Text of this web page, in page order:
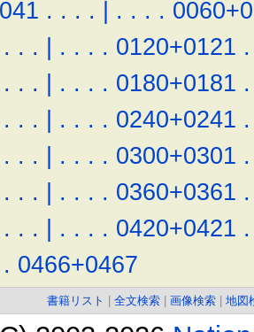
. . . . | . . . .
. . . | . . . . 0120+0121 .
. . . | . . . . 0180+0181 .
. . . | . . . . 0240+0241 .
. . . | . . . . 0300+0301 .
. . . | . . . . 0360+0361 .
. . . | . . . . 0420+0421 .
. 0466+0467
書籍リスト 全文検索 画像検索 地図